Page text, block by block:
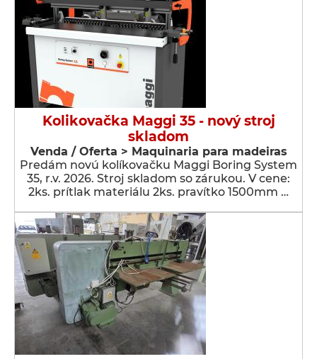
Kolikovačka Maggi 35 - nový stroj
skladom
Venda / Oferta > Maquinaria para madeiras
Predám novú kolíkovačku Maggi Boring System
35, r.v. 2026. Stroj skladom so zárukou. V cene:
2ks. prítlak materiálu 2ks. pravítko 1500mm …